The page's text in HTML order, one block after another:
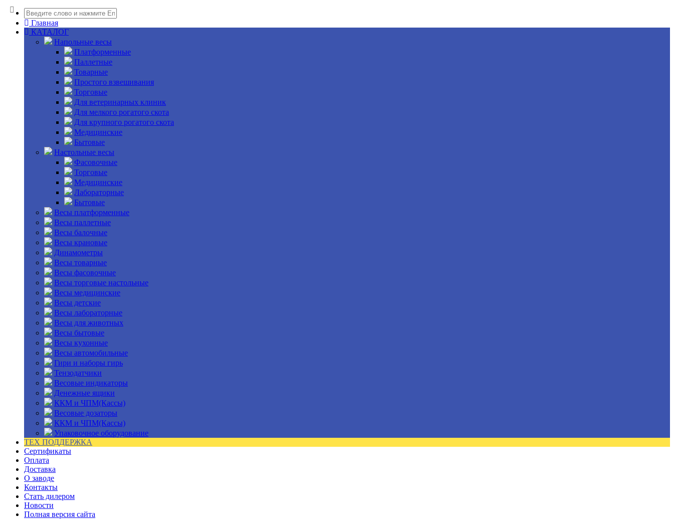
Главная
КАТАЛОГ
Напольные весы
Платформенные
Паллетные
Товарные
Простого взвешивания
Торговые
Для ветеринарных клиник
Для мелкого рогатого скота
Для крупного рогатого скота
Медицинские
Бытовые
Настольные весы
Фасовочные
Торговые
Медицинские
Лабораторные
Бытовые
Весы платформенные
Весы паллетные
Весы балочные
Весы крановые
Динамометры
Весы товарные
Весы фасовочные
Весы торговые настольные
Весы медицинские
Весы детские
Весы лабораторные
Весы для животных
Весы бытовые
Весы кухонные
Весы автомобильные
Гири и наборы гирь
Тензодатчики
Весовые индикаторы
Денежные ящики
ККМ и ЧПМ(Кассы)
Весовые дозаторы
ККМ и ЧПМ(Кассы)
Упаковочное оборудование
ТЕХ ПОДДЕРЖКА
Сертификаты
Оплата
Доставка
О заводе
Контакты
Стать дилером
Новости
Полная версия сайта